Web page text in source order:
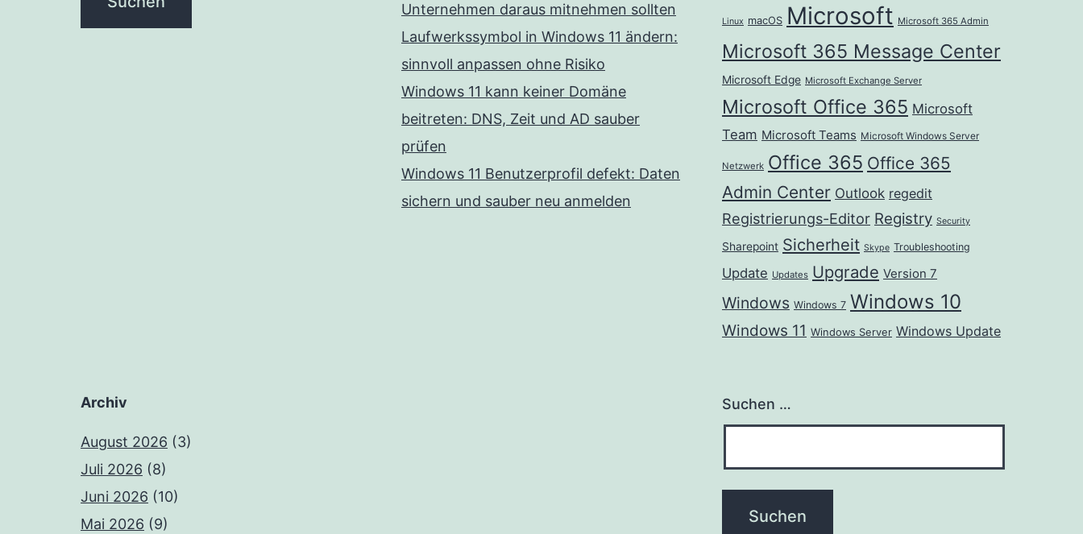
Unternehmen daraus mitnehmen sollten
Laufwerkssymbol in Windows 11 ändern:
sinnvoll anpassen ohne Risiko
Windows 11 kann keiner Domäne
beitreten: DNS, Zeit und AD sauber
prüfen
Windows 11 Benutzerprofil defekt: Daten
sichern und sauber neu anmelden
Linux macOS Microsoft Microsoft 365 Admin
Microsoft 365 Message Center
Microsoft Edge Microsoft Exchange Server
Microsoft Office 365 Microsoft
Team Microsoft Teams Microsoft Windows Server
Netzwerk Office 365 Office 365
Admin Center Outlook regedit
Registrierungs-Editor Registry Security
Sharepoint Sicherheit Skype Troubleshooting
Update Updates Upgrade Version 7
Windows Windows 7 Windows 10
Windows 11 Windows Server Windows Update
Archiv
August 2026 (3)
Juli 2026 (8)
Juni 2026 (10)
Mai 2026 (9)
Suchen …